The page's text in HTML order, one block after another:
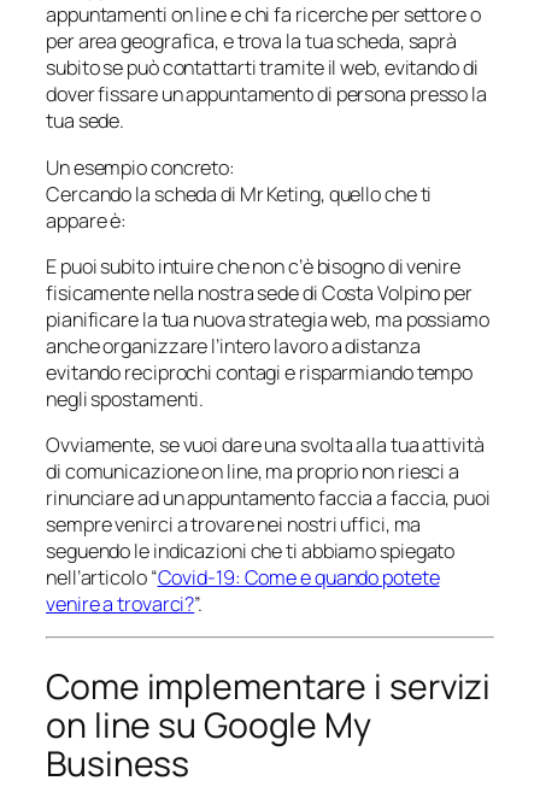
appuntamenti on line e chi fa ricerche per settore o
per area geografica, e trova la tua scheda, saprà
subito se può contattarti tramite il web, evitando di
dover fissare un appuntamento di persona presso la
tua sede.
Un esempio concreto:
Cercando la scheda di Mr Keting, quello che ti
appare è:
E puoi subito intuire che non c’è bisogno di venire
fisicamente nella nostra sede di Costa Volpino per
pianificare la tua nuova strategia web, ma possiamo
anche organizzare l’intero lavoro a distanza
evitando reciprochi contagi e risparmiando tempo
negli spostamenti.
Ovviamente, se vuoi dare una svolta alla tua attività
di comunicazione on line, ma proprio non riesci a
rinunciare ad un appuntamento faccia a faccia, puoi
sempre venirci a trovare nei nostri uffici, ma
seguendo le indicazioni che ti abbiamo spiegato
nell’articolo “Covid-19: Come e quando potete
venire a trovarci?”.
Come implementare i servizi
on line su Google My
Business